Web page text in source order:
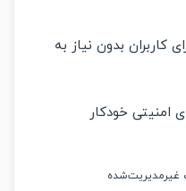
بدون نیاز به
خودکار